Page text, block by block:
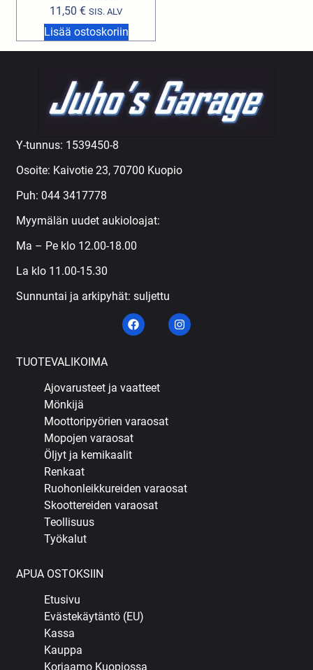
11,50€ SIS. ALV
Lisää ostoskoriin
Y-tunnus: 1539450-8
Osoite: Kaivotie 23, 70700 Kuopio
Puh: 044 3417778
Myymälän uudet aukioloajat:
Ma – Pe klo 12.00-18.00
La klo 11.00-15.30
Sunnuntai ja arkipyhät: suljettu
TUOTEVALIKOIMA
Ajovarusteet ja vaatteet
Mönkijä
Moottoripyörien varaosat
Mopojen varaosat
Öljyt ja kemikaalit
Renkaat
Ruohonleikkureiden varaosat
Skoottereiden varaosat
Teollisuus
Työkalut
APUA OSTOKSIIN
Etusivu
Evästekäytäntö (EU)
Kassa
Kauppa
Korjaamo Kuopiossa